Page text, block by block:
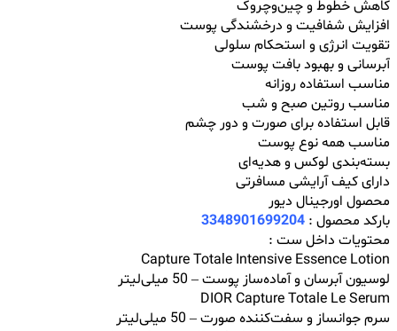
کاهش خطوط و چین‌وچروک
افزایش شفافیت و درخشندگی پوست
تقویت انرژی و استحکام سلولی
آبرسانی و بهبود بافت پوست
مناسب استفاده روزانه
مناسب روتین صبح و شب
قابل استفاده برای صورت و دور چشم
مناسب همه نوع پوست
بسته‌بندی لوکس و هدیه‌ای
دارای کیف آرایشی مسافرتی
محصول اورجینال دیور
بارکد محصول : 3348901699204
محتویات داخل ست :
Capture Totale Intensive Essence Lotion
لوسیون آبرسان و آماده‌ساز پوست – 50 میلی‌لیتر
DIOR Capture Totale Le Serum
سرم جوانساز و سفت‌کننده صورت – 50 میلی‌لیتر